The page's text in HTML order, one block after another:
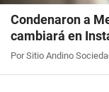
Condenaron a
cambiará en
Por Sitio Andino